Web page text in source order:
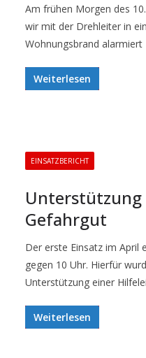
Am frühen Morgen des
wir mit der Drehleiter in
Wohnungsbrand alarmiert
Weiterlesen
EINSATZBERICHT
Unterstützung
Gefahrgut
Der erste Einsatz im April
gegen 10 Uhr. Hierfür
Unterstützung einer
Weiterlesen